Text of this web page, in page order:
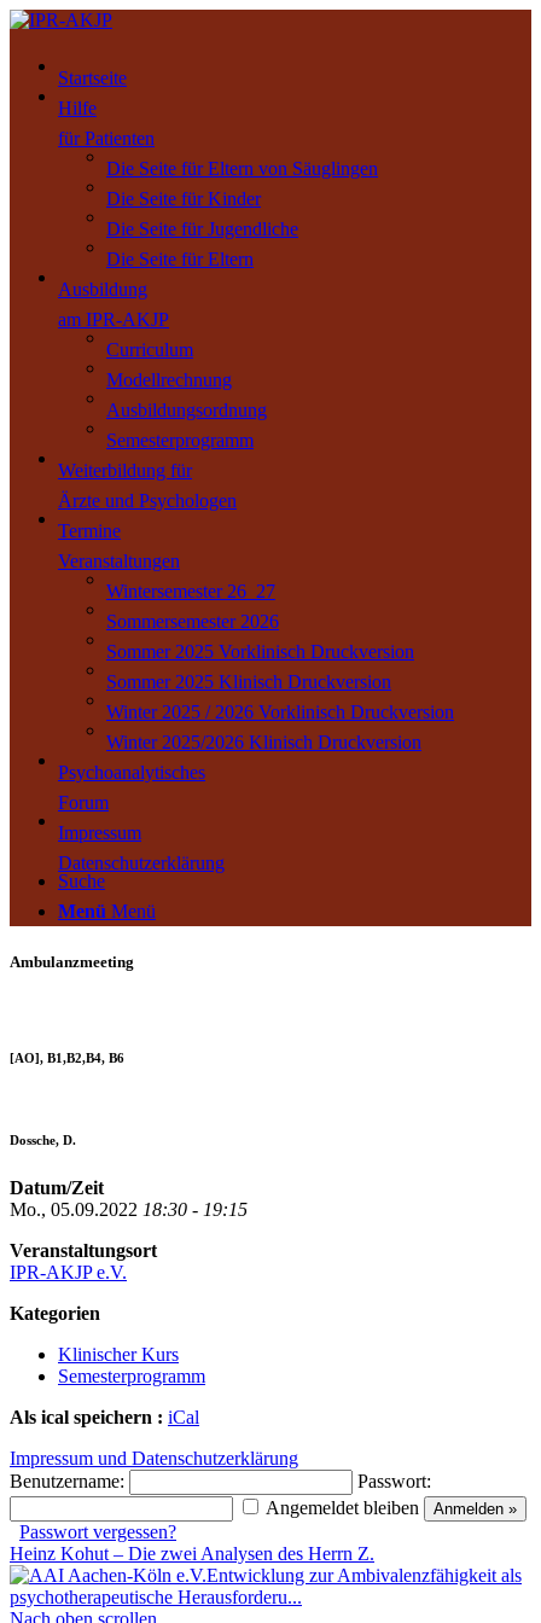
Startseite
Hilfe
für Patienten
Die Seite für Eltern von Säuglingen
Die Seite für Kinder
Die Seite für Jugendliche
Die Seite für Eltern
Ausbildung
am IPR-AKJP
Curriculum
Modellrechnung
Ausbildungsordnung
Semesterprogramm
Weiterbildung für
Ärzte und Psychologen
Termine
Veranstaltungen
Wintersemester 26_27
Sommersemester 2026
Sommer 2025 Vorklinisch Druckversion
Sommer 2025 Klinisch Druckversion
Winter 2025 / 2026 Vorklinisch Druckversion
Winter 2025/2026 Klinisch Druckversion
Psychoanalytisches
Forum
Impressum
Datenschutzerklärung
Suche
Menü Menü
Ambulanzmeeting
[AO], B1,B2,B4, B6
Dossche, D.
Datum/Zeit
Mo., 05.09.2022 18:30 - 19:15
Veranstaltungsort
IPR-AKJP e.V.
Kategorien
Klinischer Kurs
Semesterprogramm
Als ical speichern : iCal
Impressum und Datenschutzerklärung
Benutzername:
Passwort:
Angemeldet bleiben
Passwort vergessen?
Heinz Kohut – Die zwei Analysen des Herrn Z.
Entwicklung zur Ambivalenzfähigkeit als
psychotherapeutische Herausforderu...